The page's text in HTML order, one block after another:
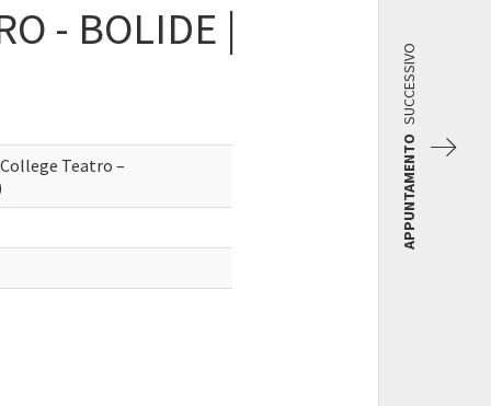
- BOLIDE |
Teatro –
APPUNTAMENTO
SUCCESSIVO